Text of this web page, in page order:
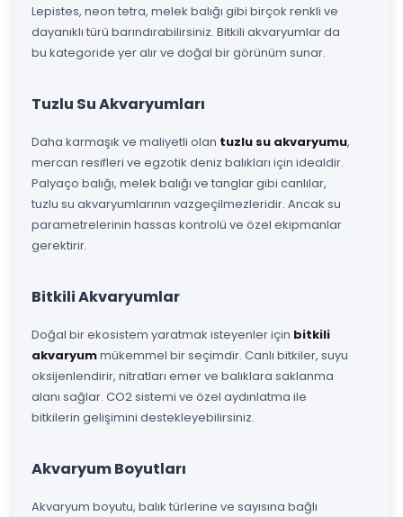
Lepistes, neon tetra, melek balığı gibi birçok renkli ve
dayanıklı türü barındırabilirsiniz. Bitkili akvaryumlar da
bu kategoride yer alır ve doğal bir görünüm sunar.
Tuzlu Su Akvaryumları
Daha karmaşık ve maliyetli olan tuzlu su akvaryumu,
mercan resifleri ve egzotik deniz balıkları için idealdir.
Palyaço balığı, melek balığı ve tanglar gibi canlılar,
tuzlu su akvaryumlarının vazgeçilmezleridir. Ancak su
parametrelerinin hassas kontrolü ve özel ekipmanlar
gerektirir.
Bitkili Akvaryumlar
Doğal bir ekosistem yaratmak isteyenler için bitkili
akvaryummükemmel bir seçimdir. Canlı bitkiler, suyu
oksijenlendirir, nitratları emer ve balıklara saklanma
alanı sağlar. CO2 sistemi ve özel aydınlatma ile
bitkilerin gelişimini destekleyebilirsiniz.
Akvaryum Boyutları
Akvaryum boyutu, balık türlerine ve sayısına bağlı